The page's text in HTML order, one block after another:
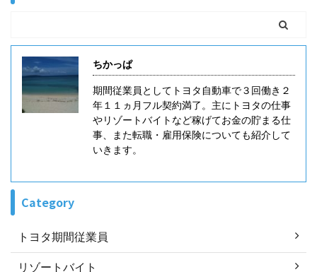
して応募する転職サイトは少ないです。 特に職種に特
いのですが転職サイトは主に３種類あります。 転職サ
イトは直接 ...
ちかっぱ
期間従業員としてトヨタ自動車で３回働き２
年１１ヵ月フル契約満了。主にトヨタの仕事
やリゾートバイトなど稼げてお金の貯まる仕
事、また転職・雇用保険についても紹介して
いきます。
Category
トヨタ期間従業員
リゾートバイト